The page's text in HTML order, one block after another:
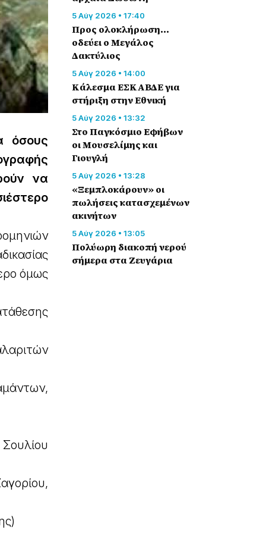
όσους
να
όμως
5 Αύγ 2026 • 17:40
Προς ολοκλήρωση…
οδεύει ο Μεγάλος
Δακτύλιος
5 Αύγ 2026 • 14:00
Κάλεσμα ΕΣΚΑΒΔΕ για
στήριξη στην Εθνική
5 Αύγ 2026 • 13:32
Στο Παγκόσμιο Εφήβων
οι Μουσελίμης και
Γιουγλή
5 Αύγ 2026 • 13:28
«Ξεμπλοκάρουν» οι
πωλήσεις κατασχεμένων
ακινήτων
5 Αύγ 2026 • 13:05
Πολύωρη διακοπή νερού
σήμερα στα Ζευγάρια